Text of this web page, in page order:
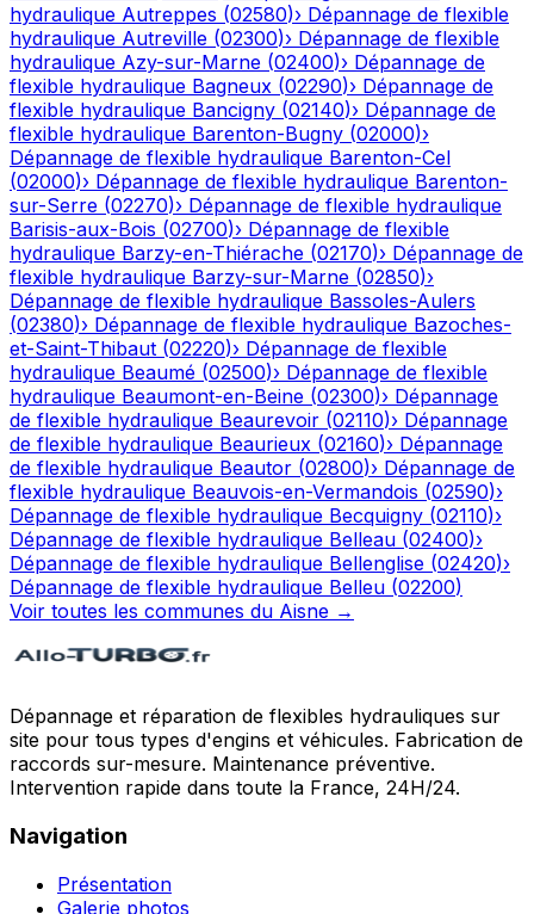
hydraulique Autreppes (02580)› Dépannage de flexible
hydraulique Autreville (02300)› Dépannage de flexible
hydraulique Azy-sur-Marne (02400)› Dépannage de
flexible hydraulique Bagneux (02290)› Dépannage de
flexible hydraulique Bancigny (02140)› Dépannage de
flexible hydraulique Barenton-Bugny (02000)›
Dépannage de flexible hydraulique Barenton-Cel
(02000)› Dépannage de flexible hydraulique Barenton-
sur-Serre (02270)› Dépannage de flexible hydraulique
Barisis-aux-Bois (02700)› Dépannage de flexible
hydraulique Barzy-en-Thiérache (02170)› Dépannage de
flexible hydraulique Barzy-sur-Marne (02850)›
Dépannage de flexible hydraulique Bassoles-Aulers
(02380)› Dépannage de flexible hydraulique Bazoches-
et-Saint-Thibaut (02220)› Dépannage de flexible
hydraulique Beaumé (02500)› Dépannage de flexible
hydraulique Beaumont-en-Beine (02300)› Dépannage
de flexible hydraulique Beaurevoir (02110)› Dépannage
de flexible hydraulique Beaurieux (02160)› Dépannage
de flexible hydraulique Beautor (02800)› Dépannage de
flexible hydraulique Beauvois-en-Vermandois (02590)›
Dépannage de flexible hydraulique Becquigny (02110)›
Dépannage de flexible hydraulique Belleau (02400)›
Dépannage de flexible hydraulique Bellenglise (02420)›
Dépannage de flexible hydraulique Belleu (02200)
Voir toutes les communes du Aisne →
Dépannage et réparation de flexibles hydrauliques sur
site pour tous types d'engins et véhicules. Fabrication de
raccords sur-mesure. Maintenance préventive.
Intervention rapide dans toute la France, 24H/24.
Navigation
Présentation
Galerie photos